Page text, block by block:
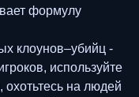
формулу
клоунов–убийц -
используйте
охотьтесь на людей